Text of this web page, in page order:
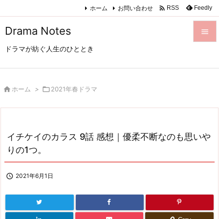
Drama Notes
ドラマが紡ぐ人生のひととき

次へ
検索
ホーム お問い合わせ  RSS Feedly
 ホーム > 2021年春ドラマ
イチケイのカラス 9話 感想｜優柔不断なのも思いや
りの1つ。
 2021年6月1日